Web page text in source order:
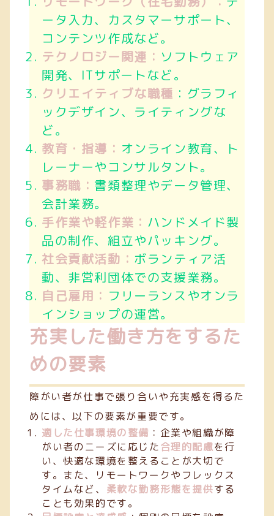
ータ入力、カスタマーサポート、
コンテンツ作成など。
テクノロジー関連： ソフトウェア
開発、ITサポートなど。
クリエイティブな職種 ：グラフィ
ックデザイン、ライティングな
ど。
教育・指導： オンライン教育、ト
レーナーやコンサルタント。
事務職： 書類整理やデータ管理、
会計業務。
手作業や軽作業： ハンドメイド製
品の制作、組立やパッキング。
社会貢献活動： ボランティア活
動、非営利団体での支援業務。
自己雇用： フリーランスやオンラ
インショップの運営。
充実した働き方をするた
めの要素
障がい者が仕事で張り合いや充実感を得るた
めには、以下の要素が重要です。
適した仕事環境の整備 ：企業や組織が障
がい者のニーズに応じた合理的配慮を行
い、快適な環境を整えることが大切で
す。また、リモートワークやフレックス
タイムなど、 柔軟な勤務形態を提供する
ことも効果的です。